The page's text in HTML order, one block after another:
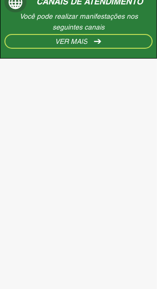
Você pode realizar manifestações nos
seguintes canais
VER MAIS